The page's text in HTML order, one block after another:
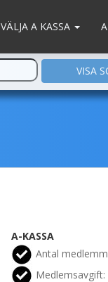
VÄLJA A KASSA
A-KASSA
Antal
Medlemsavgift: